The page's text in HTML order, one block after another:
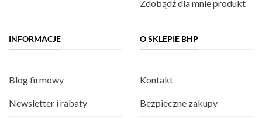
Zdobądź dla mnie produkt
INFORMACJE
Blog firmowy
Newsletter i rabaty
O SKLEPIE BHP
Kontakt
Bezpieczne zakupy